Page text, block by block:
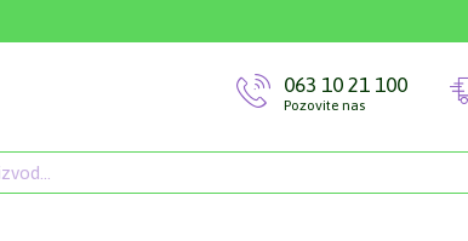
063 10 21 100
Pozovite nas